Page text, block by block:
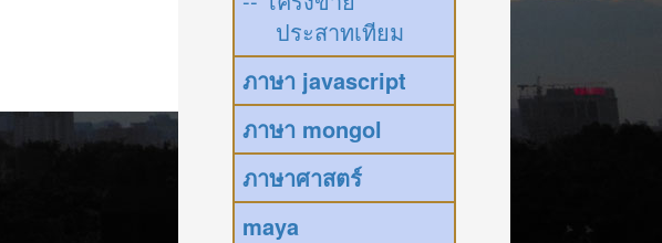
ประสาทเทียม
ภาษา javascript
ภาษา mongol
ภาษาศาสตร์
maya